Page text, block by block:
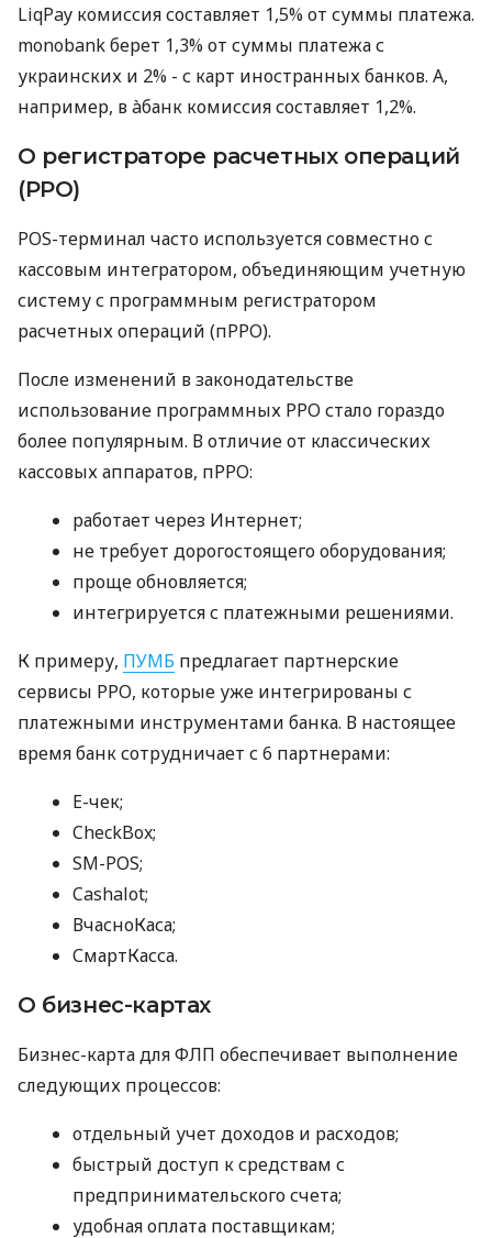
LiqPay комиссия составляет 1,5% от суммы платежа.
monobank берет 1,3% от суммы платежа с
украинских и 2% - с карт иностранных банков. А,
например, в àбанк комиссия составляет 1,2%.
О регистраторе расчетных операций
(РРО)
POS-терминал часто используется совместно с
кассовым интегратором, объединяющим учетную
систему с программным регистратором
расчетных операций (пРРО).
После изменений в законодательстве
использование программных РРО стало гораздо
более популярным. В отличие от классических
кассовых аппаратов, пРРО:
работает через Интернет;
не требует дорогостоящего оборудования;
проще обновляется;
интегрируется с платежными решениями.
К примеру, ПУМБ предлагает партнерские
сервисы РРО, которые уже интегрированы с
платежными инструментами банка. В настоящее
время банк сотрудничает с 6 партнерами:
E-чек;
CheckBox;
SM-POS;
Cashalot;
ВчасноКаса;
СмартКасса.
О бизнес-картах
Бизнес-карта для ФЛП обеспечивает выполнение
следующих процессов:
отдельный учет доходов и расходов;
быстрый доступ к средствам с
предпринимательского счета;
удобная оплата поставщикам;